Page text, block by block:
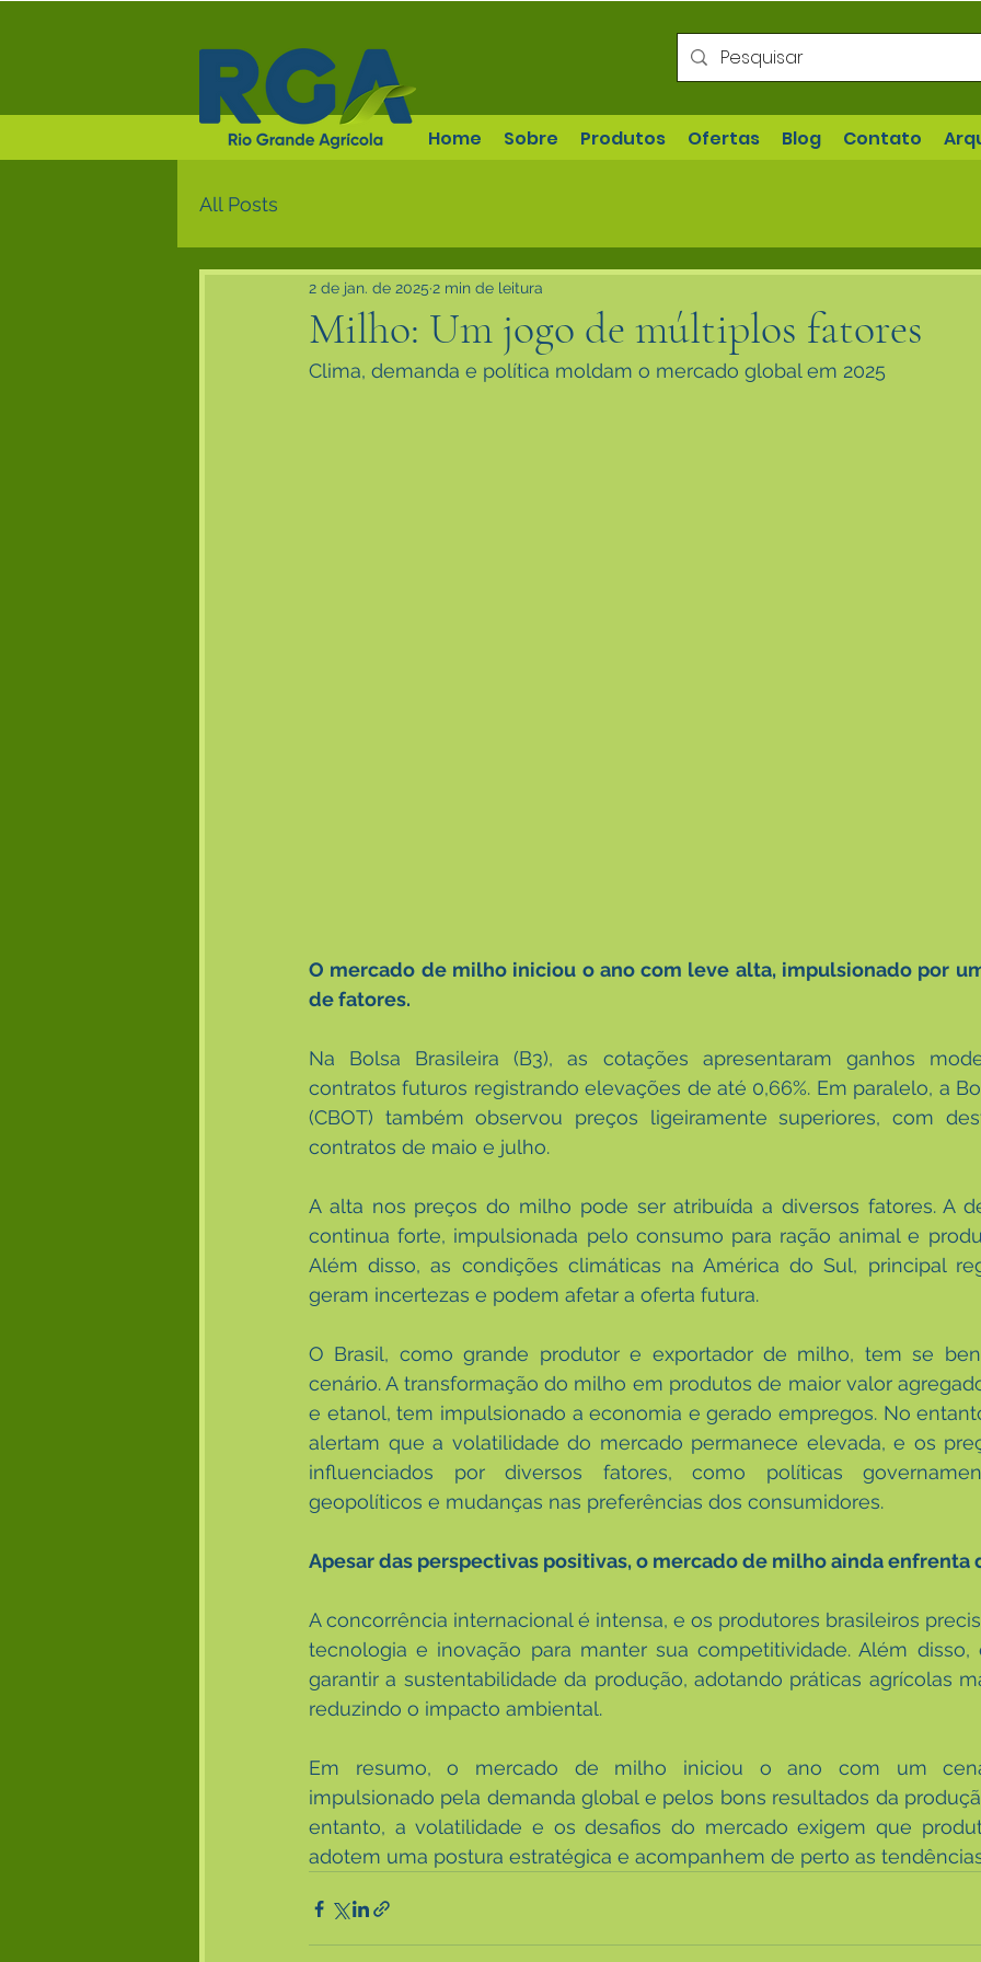
Home Sobre Produtos Ofertas Blog Contato
All Posts
Milho: Um jogo de múltiplos fatores
2 de jan. de 2025 2 min de leitura
Clima, demanda e política moldam o mercado global em 2025
O mercado de milho iniciou o ano com leve alta, impulsionado por
de fatores.
Na Bolsa Brasileira (B3), as cotações apresentaram ganhos
contratos futuros registrando elevações de até 0,66%. Em paralelo, a
(CBOT) também observou preços ligeiramente superiores, com
contratos de maio e julho.
A alta nos preços do milho pode ser atribuída a diversos fatores. A
continua forte, impulsionada pelo consumo para ração animal e
Além disso, as condições climáticas na América do Sul, principal
geram incertezas e podem afetar a oferta futura.
O Brasil, como grande produtor e exportador de milho, tem se
cenário. A transformação do milho em produtos de maior valor
e etanol, tem impulsionado a economia e gerado empregos. No
alertam que a volatilidade do mercado permanece elevada, e os
influenciados por diversos fatores, como políticas
geopolíticos e mudanças nas preferências dos consumidores.
Apesar das perspectivas positivas, o mercado de milho ainda enfrenta
A concorrência internacional é intensa, e os produtores brasileiros
tecnologia e inovação para manter sua competitividade. Além disso,
garantir a sustentabilidade da produção, adotando práticas agrícolas
reduzindo o impacto ambiental.
Em resumo, o mercado de milho iniciou o ano com um
impulsionado pela demanda global e pelos bons resultados da
entanto, a volatilidade e os desafios do mercado exigem que
adotem uma postura estratégica e acompanhem de perto as